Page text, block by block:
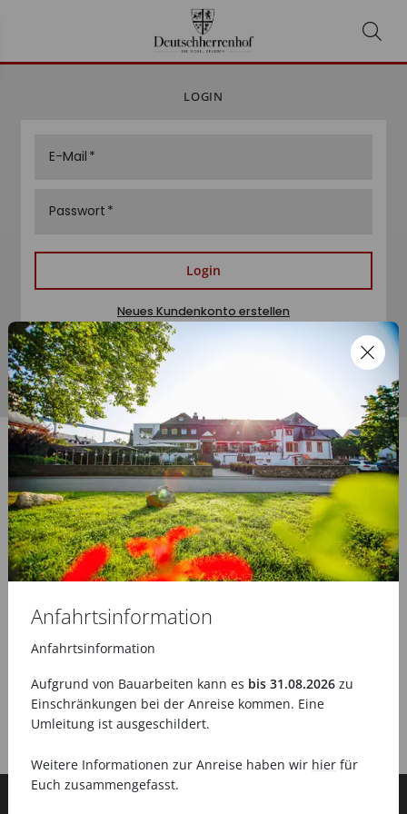
LOGIN
E-Mail
Passwort
Login
Neues Kundenkonto erstellen
Passwort zurücksetzen
Anfahrtsinformation
Anfahrtsinformation
Aufgrund von Bauarbeiten kann es bis 31.08.2026zu
Einschränkungen bei der Anreise kommen. Eine
Umleitung ist ausgeschildert.
Weitere Informationen zur Anreise haben wir hierfür
Euch zusammengefasst.